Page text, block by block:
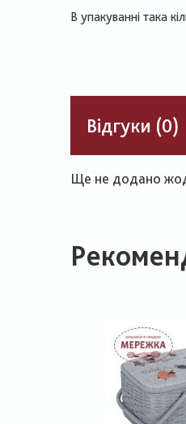
В упакуванні така
Відгуки (0)
Ще не додано